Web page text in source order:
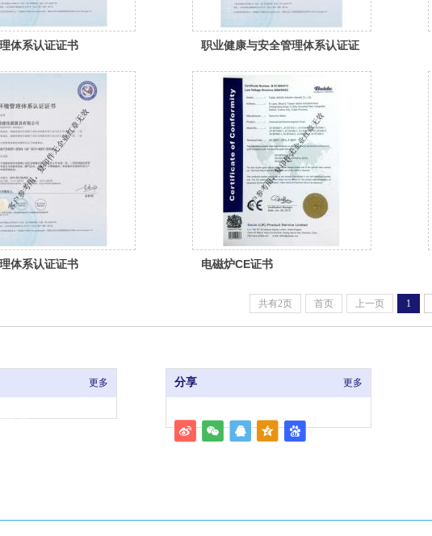
体系认证证书
职业健康与安全管理体系认证证
体系认证证书 电磁炉CE证书
共有2页 首页 上一页 1
更多 分享 更多